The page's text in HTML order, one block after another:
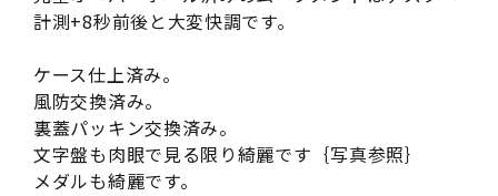
計測+8秒前後と大変快調です。
ケース仕上済み。
風防交換済み。
裏蓋パッキン交換済み。
文字盤も肉眼で見る限り綺麗です｛写真参照｝
メダルも綺麗です。